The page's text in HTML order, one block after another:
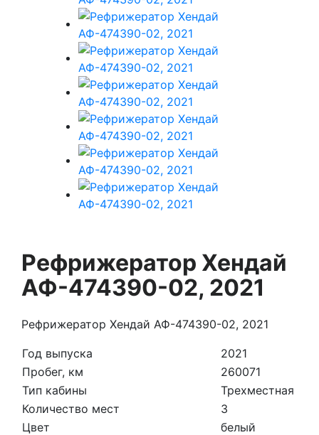
Рефрижератор Хендай
АФ-474390-02, 2021
Рефрижератор Хендай АФ-474390-02, 2021
Год выпуска
2021
Пробег, км
260071
Тип кабины
Трехместная
Количество мест
3
Цвет
белый